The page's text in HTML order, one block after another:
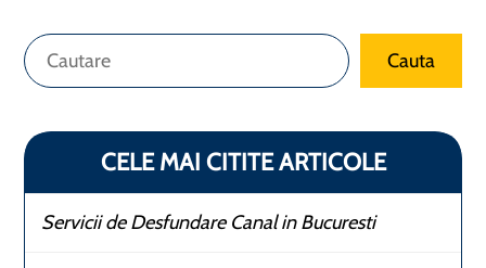
Caută Cauta
CELE MAI CITITE ARTICOLE
Servicii de Desfundare Canal in Bucuresti